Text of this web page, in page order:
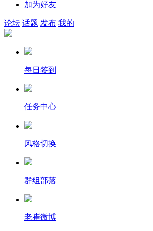
加为好友
论坛 话题 发布 我的
每日签到
任务中心
风格切换
群组部落
老崔微博